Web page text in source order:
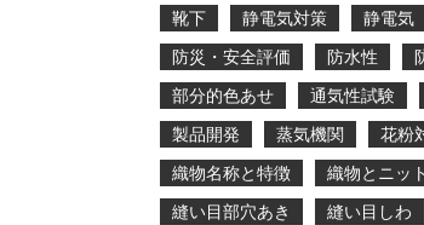
靴下
静電気対策 静電気
防災・安全評価
防水性
部分的色あせ
通気性試験
製品開発
蒸気機関 花粉
織物名称と特徴
織物とニッ
縫い目部穴あき
縫い目しわ